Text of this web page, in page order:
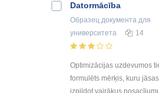
Datormācība
Образец документа для
университета
14
Optimizācijas uzdevumos
formulēts mērķis, kuru